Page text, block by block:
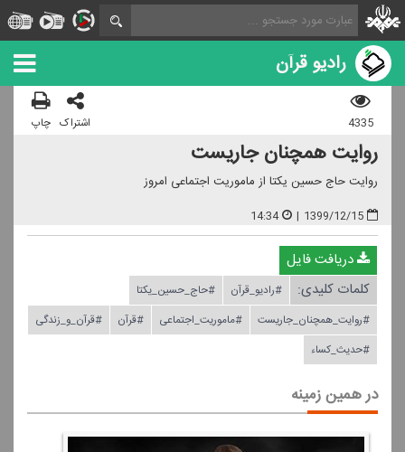
رادیو قرآن
4335 اشتراک چاپ
روایت همچنان جاریست
روایت حاج حسین یكتا از ماموریت اجتماعی امروز
1399/12/15
|
14:34
دریافت فایل
کلمات کلیدی:
#رادیو_قرآن
#حاج_حسین_یكتا
#روایت_همچنان_جاریست
#ماموریت_اجتماعی #قرآن
#قرآن_و_زندگی
#حدیث_كساء
در همین زمینه